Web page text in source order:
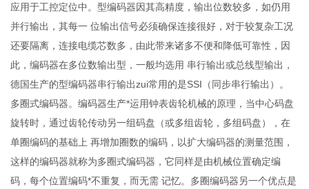
应用于工控定位中。型编码器因其高精度，输出位数较多，如仍用
并行输出，其每一 位输出信号必须确保连接很好，对于较复杂工况
还要隔离，连接电缆芯数多，由此带来诸多不便和降低可靠性，因
此，编码器在多位数输出型，一般均选用 串行输出或总线型输出，
德国生产的型编码器串行输出zui常用的是SSI（同步串行输出）。
多圈式编码器。编码器生产*运用钟表齿轮机械的原理，当中心码盘
旋转时，通过齿轮传动另一组码盘（或多组齿轮，多组码盘），在
单圈编码的基础上 再增加圈数的编码，以扩大编码器的测量范围，
这样的编码器就称为多圈式编码器，它同样是由机械位置确定编
码，每个位置编码*不重复，而无需 记忆。多圈编码器另一个优点是